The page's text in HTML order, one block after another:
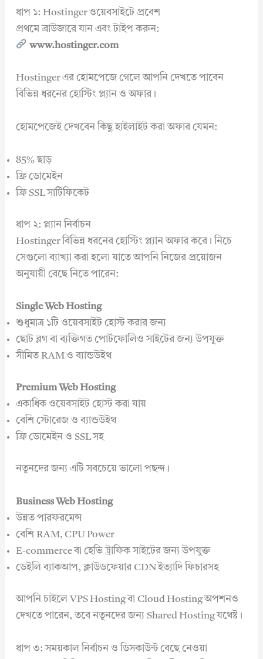
ধাপ ১: Hostinger ওয়েবসাইটে প্রবেশ
প্রথমে ব্রাউজারে যান এবং টাইপ করুন:
www.hostinger.com
Hostinger এর হোমপেজে গেলে আপনি দেখতে পাবেন
বিভিন্ন ধরনের হোস্টিং প্ল্যান ও অফার।
হোমপেজেই দেখবেন কিছু হাইলাইট করা অফার যেমন:
85% ছাড়
ফ্রি ডোমেইন
ফ্রি SSL সার্টিফিকেট
ধাপ ২: প্ল্যান নির্বাচন
Hostinger বিভিন্ন ধরনের হোস্টিং প্ল্যান অফার করে। নিচে
সেগুলো ব্যাখ্যা করা হলো যাতে আপনি নিজের প্রয়োজন
অনুযায়ী বেছে নিতে পারেন:
Single Web Hosting
শুধুমাত্র ১টি ওয়েবসাইট হোস্ট করার জন্য
ছোট ব্লগ বা ব্যক্তিগত পোর্টফোলিও সাইটের জন্য উপযুক্ত
সীমিত RAM ও ব্যান্ডউইথ
Premium Web Hosting
একাধিক ওয়েবসাইট হোস্ট করা যায়
বেশি স্টোরেজ ও ব্যান্ডউইথ
ফ্রি ডোমেইন ও SSL সহ
নতুনদের জন্য এটি সবচেয়ে ভালো পছন্দ।
Business Web Hosting
উন্নত পারফরমেন্স
বেশি RAM, CPU Power
E-commerce বা হেভি ট্রাফিক সাইটের জন্য উপযুক্ত
ডেইলি ব্যাকআপ, ক্লাউডফেয়ার CDN ইত্যাদি ফিচারসহ
আপনি চাইলে VPS Hosting বা Cloud Hosting অপশনও
দেখতে পারেন, তবে নতুনদের জন্য Shared Hosting যথেষ্ট।
ধাপ ৩: সময়কাল নির্বাচন ও ডিসকাউন্ট বেছে নেওয়া